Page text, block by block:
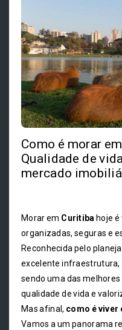
Como é morar
Qualidade de
mercado
Morar em Curitiba hoje
organizadas, seguras e
Reconhecida pelo
excelente infraestrutura,
sendo uma das
qualidade de vida e
Mas afinal, como é viver
Vamos a um panorama